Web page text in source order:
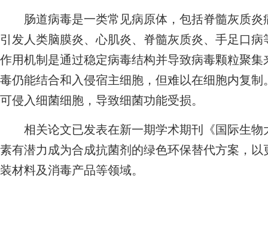
肠道病毒是一类常见病原体，包括脊髓灰质炎
引发人类脑膜炎、心肌炎、脊髓灰质炎、手足口
作用机制是通过稳定病毒结构并导致病毒颗粒聚
毒仍能结合和入侵宿主细胞，但难以在细胞内复
可侵入细菌细胞，导致细菌功能受损。
相关论文已发表在新一期学术期刊《国际生物
素有潜力成为合成抗菌剂的绿色环保替代方案，
装材料及消毒产品等领域。